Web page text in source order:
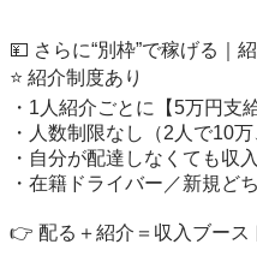
💴 さらに“別枠”で稼げる｜
⭐️ 紹介制度あり
・1人紹介ごとに【5万円支給
・人数制限なし（2人で10
・自分が配達しなくても収
・在籍ドライバー／新規ど
👉 配る＋紹介＝収入ブース